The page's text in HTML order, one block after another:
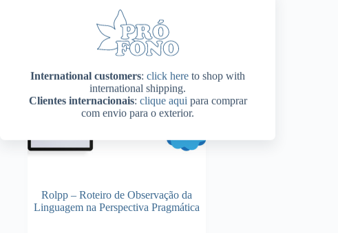
International customers: click here to shop with
international shipping.
Clientes internacionais: clique aqui para comprar
com envio para o exterior.
Rolpp – Roteiro de Observação da
Linguagem na Perspectiva Pragmática